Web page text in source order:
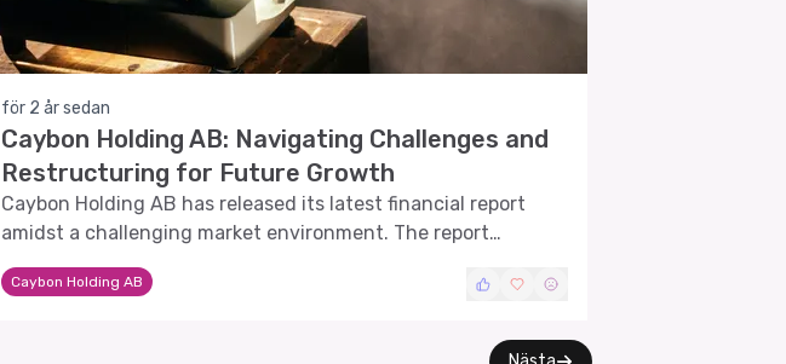
för 2 år sedan
Caybon Holding AB: Navigating Challenges and
Restructuring for Future Growth
Caybon Holding AB has released its latest financial report
amidst a challenging market environment. The report
highlights key financial metrics, strategic decisions, and its
future outlook.
Caybon Holding AB